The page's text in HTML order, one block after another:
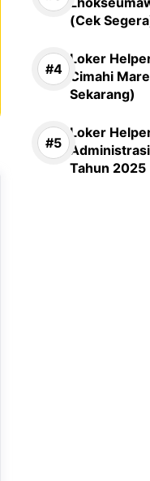
(Cek
Loker
Cimahi
Sekarang)
Loker
Tahun 2025